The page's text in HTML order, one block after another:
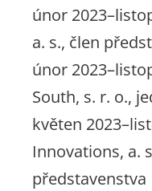
únor
a. s., člen
únor
South, s. r. o.,
květen
Innovations, a.
představenstva